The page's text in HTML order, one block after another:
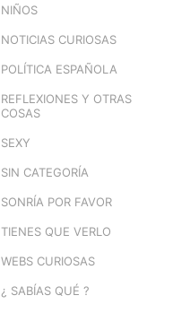
NIÑOS
NOTICIAS CURIOSAS
POLÍTICA ESPAÑOLA
REFLEXIONES Y OTRAS
COSAS
SEXY
SIN CATEGORÍA
SONRÍA POR FAVOR
TIENES QUE VERLO
WEBS CURIOSAS
¿ SABÍAS QUÉ ?